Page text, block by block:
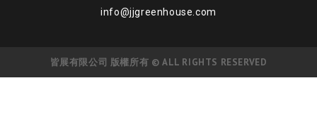
info@jjgreenhouse.com
皆展有限公司 版權所有 © ALL RIGHTS RESERVED